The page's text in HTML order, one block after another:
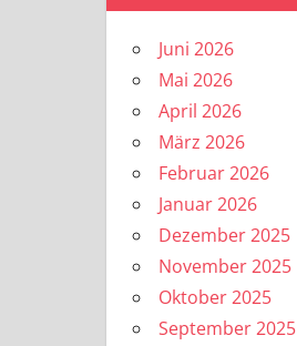
Juni 2026
Mai 2026
April 2026
März 2026
Februar 2026
Januar 2026
Dezember 2025
November 2025
Oktober 2025
September 2025